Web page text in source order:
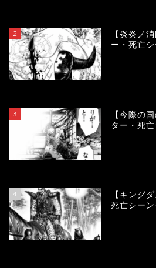
2
【炎炎ノ
ー・死亡
3
【今際の
ター・死
4
【キング
死亡シー